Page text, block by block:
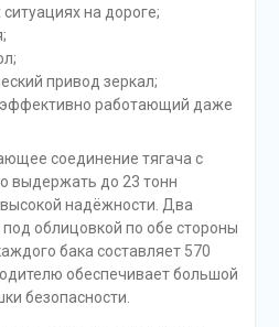
на дороге;
привод зеркал;
работающий даже
соединение тягача с
выдержать до 23 тонн
высокой надёжности. Два
облицовкой по обе стороны
бака составляет 570
обеспечивает большой
безопасности.